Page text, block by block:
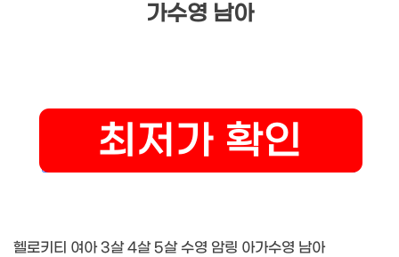
가수영 남아
헬로키티 여아 3살 4살 5살 수영 암링 아가수영 남아